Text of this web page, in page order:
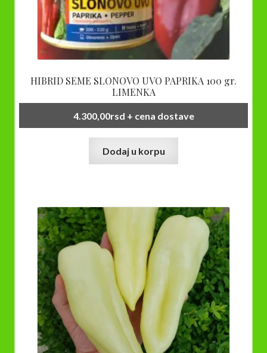
HIBRID SEME SLONOVO UVO PAPRIKA 100 gr.
LIMENKA
4.300,00rsd + cena dostave
Dodaj u korpu